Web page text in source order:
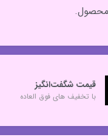
قیمت شگفت‌انگیز
با تخفیف های فوق العاده